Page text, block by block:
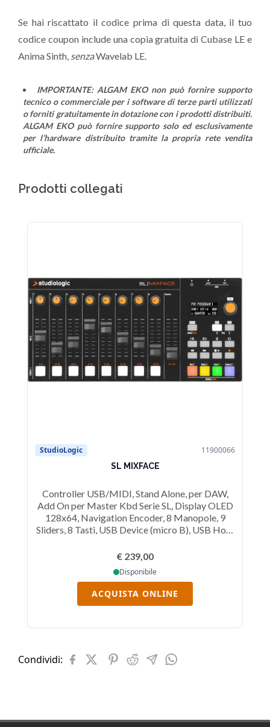
Se hai riscattato il codice prima di questa data, il tuo
codice coupon include una copia gratuita di Cubase LE e
Anima Sinth, senzaWavelab LE.
IMPORTANTE: ALGAM EKO non può fornire supporto
tecnico o commerciale per i software di terze parti utilizzati
o forniti gratuitamente in dotazione con i prodotti distribuiti.
ALGAM EKO può fornire supporto solo ed esclusivamente
per l’hardware distribuito tramite la propria rete vendita
ufficiale.
Prodotti collegati
StudioLogic 11900066
SL MIXFACE
Controller USB/MIDI, Stand Alone, per DAW,
Add On per Master Kbd Serie SL, Display OLED
128x64, Navigation Encoder, 8 Manopole, 9
Sliders, 8 Tasti, USB Device (micro B), USB Host
USB, batterie AAAx3
€ 239,00
Disponibile
ACQUISTA ONLINE
Condividi: